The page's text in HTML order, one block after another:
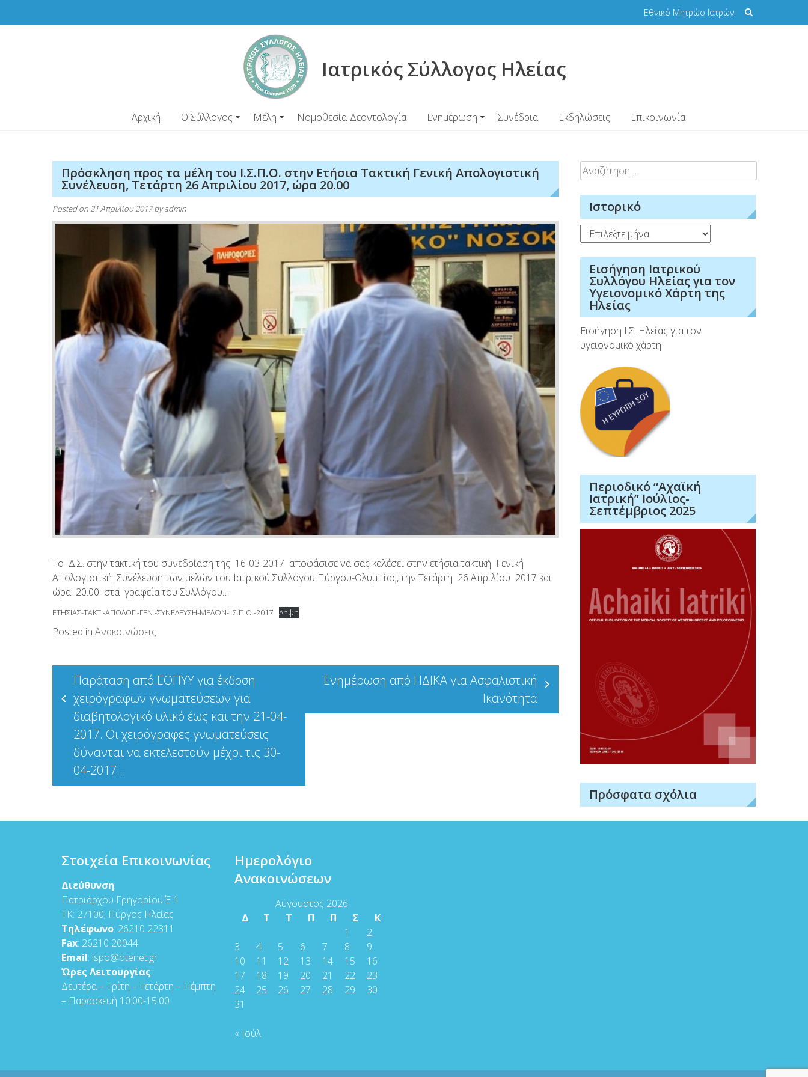
Εθνικό Μητρώο Ιατρών
Ιατρικός Σύλλογος Ηλείας
Αρχική Ο Σύλλογος Μέλη Νομοθεσία-Δεοντολογία Ενημέρωση Συνέδρια Εκδηλώσεις Επικοινωνία
Πρόσκληση προς τα μέλη του Ι.Σ.Π.Ο. στην Ετήσια Τακτική Γενική Απολογιστική
Συνέλευση, Τετάρτη 26 Απριλίου 2017, ώρα 20.00
Posted on 21 Απριλίου 2017byadmin
Το Δ.Σ. στην τακτική του συνεδρίαση της 16-03-2017 αποφάσισε να σας καλέσει στην ετήσια τακτική Γενική
Απολογιστική Συνέλευση των μελών του Ιατρικού Συλλόγου Πύργου-Ολυμπίας, την Τετάρτη 26 Απριλίου 2017 και
ώρα 20.00 στα γραφεία του Συλλόγου….
ΕΤΗΣΙΑΣ-ΤΑΚΤ.-ΑΠΟΛΟΓ.-ΓΕΝ.-ΣΥΝΕΛΕΥΣΗ-ΜΕΛΩΝ-Ι.Σ.Π.Ο.-2017 Λήψη
Posted in Ανακοινώσεις
Πλοήγηση
άρθρων
Παράταση από ΕΟΠΥΥ για έκδοση
χειρόγραφων γνωματεύσεων για
διαβητολογικό υλικό έως και την 21-04-
2017. Οι χειρόγραφες γνωματεύσεις
δύνανται να εκτελεστούν μέχρι τις 30-
04-2017…
Ενημέρωση από ΗΔΙΚΑ για Ασφαλιστική
Ικανότητα
Αναζήτηση
για:
Ιστορικό
Ιστορικό
Εισήγηση Ιατρικού
Συλλόγου Ηλείας για τον
Υγειονομικό Χάρτη της
Ηλείας
Εισήγηση Ι.Σ. Ηλείας για τον
υγειονομικό χάρτη
Περιοδικό “Αχαϊκή
Ιατρική” Ιούλιος-
Σεπτέμβριος 2025
Πρόσφατα σχόλια
Στοιχεία Επικοινωνίας
Διεύθυνση:
Πατριάρχου Γρηγορίου Έ 1
ΤΚ: 27100, Πύργος Ηλείας
Τηλέφωνο: 26210 22311
Fax: 26210 20044
Email: ispo@otenet.gr
Ώρες Λειτουργίας:
Δευτέρα – Τρίτη – Τετάρτη – Πέμπτη
– Παρασκευή 10:00-15:00
Ημερολόγιο
Ανακοινώσεων
Αύγουστος 2026
Δ
Τ Τ Π Π Σ
Κ
1
2
3
4 5 6 7 8
9
10
11 12 13 14 15
16
17
18 19 20 21 22
23
24
25 26 27 28 29
30
31
« Ιούλ